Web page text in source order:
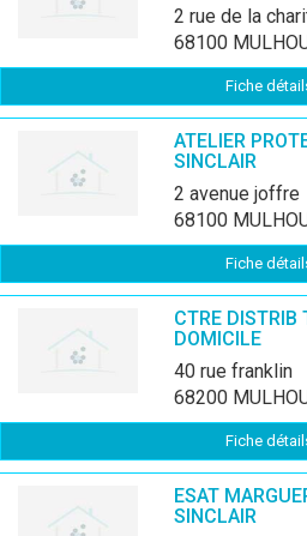
2 rue de la
68100
Fiche
ATELIER
SINCLAIR
2 avenue joffre
68100
Fiche
CTRE DISTRIB
DOMICILE
40 rue franklin
68200
Fiche
ESAT
SINCLAIR